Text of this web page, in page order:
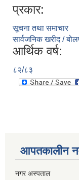
प्रकार:
सूचना तथा समाचार
सार्वजनिक खरीद /
आर्थिक वर्ष:
८२/८३
आपतकालीन
नगर अस्पताल